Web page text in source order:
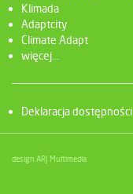
Klimada
Adaptcity
Climate Adapt
więcej...
Deklaracja dostępności
design ARJ Multimedia